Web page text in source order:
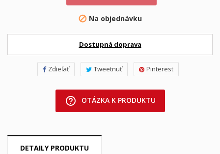
 Na objednávku
Dostupná doprava
Zdieľať Tweetnuť Pinterest
help_outline OTÁZKA K PRODUKTU
DETAILY PRODUKTU